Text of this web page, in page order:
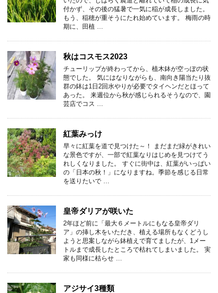
付かず、その後の猛暑で一気に稲が成長しました。
もう、稲穂が重そうにたれ始めています。 梅雨の時
期に、田植 …
秋はコスモス2023
チューリップが終わってから、植木鉢が空っぽの状
態でした。 気にはなりながらも、南向き陽当たり抜
群の鉢は1日2回水やりが必要でタイヘンだとほって
あった。 来週位から秋が感じられるそうなので、園
芸店でコス …
紅葉みっけ
早々に紅葉を道で見つけた～！ まだまだ緑がきれい
な景色ですが、一部で紅葉なりはじめを見つけてう
れしくなりました。 すぐに街中は、紅葉がいっぱい
の「日本の秋！」になりますね。季節を感じる日常
を送りたいで …
皇帝ダリアが咲いた
2年ほど前に「最大６メートルにもなる皇帝ダリ
ア」の挿し木をいただき、植える場所もなくどうし
ようと思案しながら鉢植えで育てましたが、1メー
トルまで成長したところで枯れてしまいました。 実
家も同様に枯らせ …
アジサイ3種類